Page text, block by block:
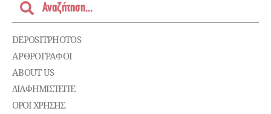
DEPOSITPHOTOS
ΑΡΘΡΟΓΡΑΦΟΙ
ABOUT US
ΔΙΑΦΗΜΙΣΤΕΊΤΕ
ΌΡΟΙ ΧΡΉΣΗΣ